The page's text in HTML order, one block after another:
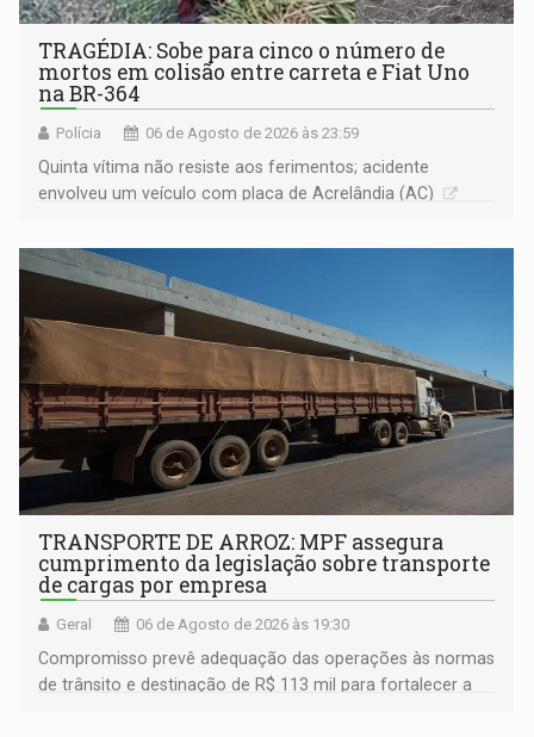
TRAGÉDIA: Sobe para cinco o número de
mortos em colisão entre carreta e Fiat Uno
na BR-364
Polícia 06 de Agosto de 2026 às 23:59
Quinta vítima não resiste aos ferimentos; acidente
envolveu um veículo com placa de Acrelândia (AC)
TRANSPORTE DE ARROZ: MPF assegura
cumprimento da legislação sobre transporte
de cargas por empresa
Geral 06 de Agosto de 2026 às 19:30
Compromisso prevê adequação das operações às normas
de trânsito e destinação de R$ 113 mil para fortalecer a